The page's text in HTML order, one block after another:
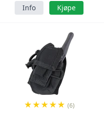
Info Kjøpe
★★★★★ (6)